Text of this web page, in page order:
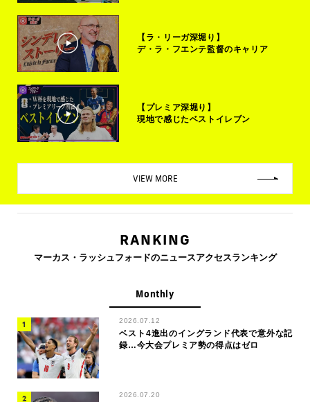
【ラ・リーガ深堀り】
デ・ラ・フエンテ監督のキャリア
【プレミア深堀り】
現地で感じたベストイレブン
VIEW MORE
RANKING
マーカス・ラッシュフォードのニュースアクセスランキング
Monthly
2026.07.12
ベスト4進出のイングランド代表で意外な記
録…今大会プレミア勢の得点はゼロ
2026.07.20